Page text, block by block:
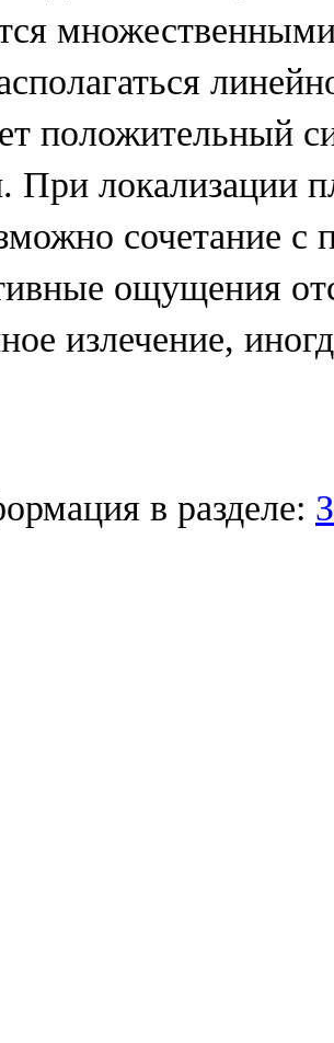
положительный
При локализации
сочетание с
ощущения
излечение,
в разделе: